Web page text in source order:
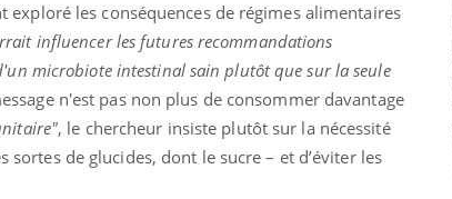
exploré les conséquences de régimes alimentaires
influencer les futures recommandations
microbiote intestinal sain plutôt que sur la seule
n'est pas non plus de consommer davantage
, le chercheur insiste plutôt sur la nécessité
de glucides, dont le sucre – et d’éviter les
Youtube
de
de
questions, de
Youtube
Un « jumeau numérique » pour
faciliter l’accès à la médecine
préventiveYoutube
Un établissement lié à un groupe
mutualiste innove en matière de bilan de
santé : l'utilisation d'un « jumeau
numérique » permet ...